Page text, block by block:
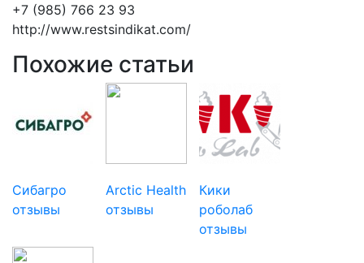
+7 (985) 766 23 93
http://www.restsindikat.com/
Похожие статьи
Сибагро
отзывы
Arctic Health
отзывы
Кики
роболаб
отзывы